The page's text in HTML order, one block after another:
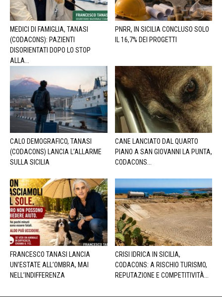
MEDICI DI FAMIGLIA, TANASI
(CODACONS): PAZIENTI
DISORIENTATI DOPO LO STOP
ALLA...
PNRR, IN SICILIA CONCLUSO SOLO
IL 16,7% DEI PROGETTI
CALO DEMOGRAFICO, TANASI
(CODACONS) LANCIA L’ALLARME
SULLA SICILIA
CANE LANCIATO DAL QUARTO
PIANO A SAN GIOVANNI LA PUNTA,
CODACONS...
FRANCESCO TANASI LANCIA
UN’ESTATE ALL’OMBRA, MAI
NELL’INDIFFERENZA
CRISI IDRICA IN SICILIA,
CODACONS: A RISCHIO TURISMO,
REPUTAZIONE E COMPETITIVITÀ...